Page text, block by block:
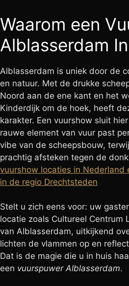
Waarom een
Alblasserdam
Alblasserdam is uniek door de
en natuur. Met de drukke
Noord aan de ene kant en het
Kinderdijk om de hoek, heeft
karakter. Een vuurshow sluit
rauwe element van vuur past
vibe van de scheepsbouw,
prachtig afsteken tegen de
vuurshow locaties in Nederland
in de regio Drechtsteden
Stelt u zich eens voor: uw
locatie zoals Cultureel Centrum
van Alblasserdam, uitkijkend
lichten de vlammen op en
Dat is de magie die u in huis
een vuurspuwer Alblasserdam.